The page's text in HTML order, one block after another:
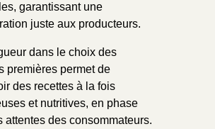
garantissant une
juste aux producteurs.
dans le choix des
premières permet de
des recettes à la fois
et nutritives, en phase
attentes des consommateurs.